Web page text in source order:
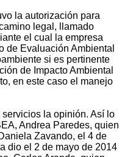
la autorización para
legal, llamado
el cual la empresa
de Evaluación Ambiental
si es pertinente
de Impacto Ambiental
en este caso el manejo
la opinión. Así lo
Andrea Paredes, quien
Zavando, el 4 de
dio el 2 de mayo de 2014